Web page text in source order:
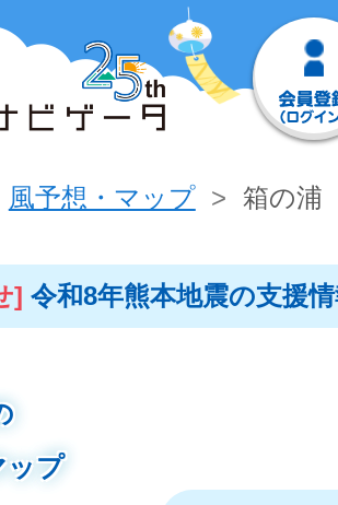
風予想・マップ 箱の浦
] 令和8年熊本地震の支援
ップ